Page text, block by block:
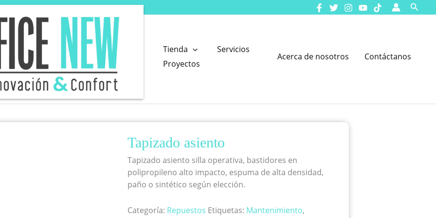
Tienda
Servicios
Proyectos
Acerca de nosotros Contáctanos
Tapizado asiento
Tapizado asiento silla operativa, bastidores en
polipropileno alto impacto, espuma de alta densidad,
paño o sintético según elección.
Categoría: Repuestos Etiquetas: Mantenimiento,